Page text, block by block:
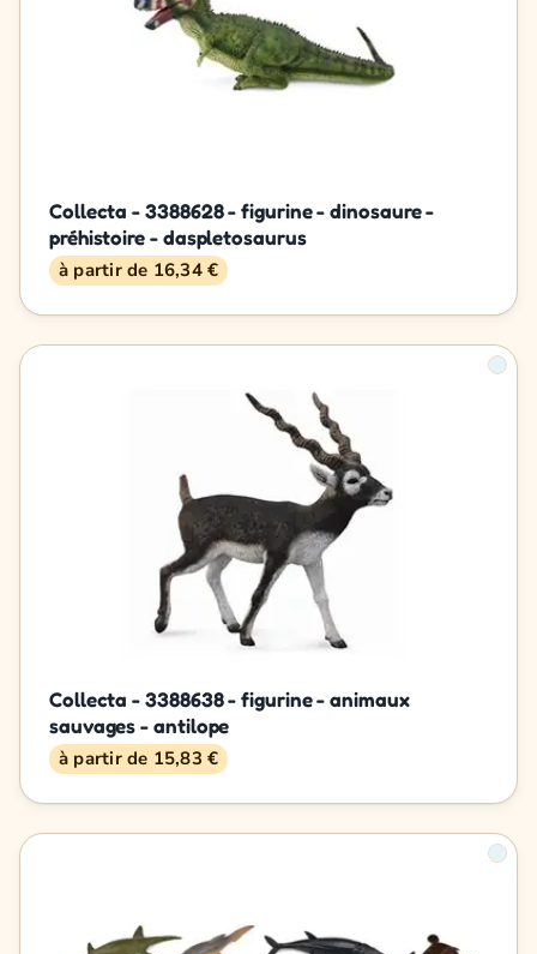
Collecta - 3388628 - figurine - dinosaure -
préhistoire - daspletosaurus
à partir de 16,34 €
Collecta - 3388638 - figurine - animaux
sauvages - antilope
à partir de 15,83 €